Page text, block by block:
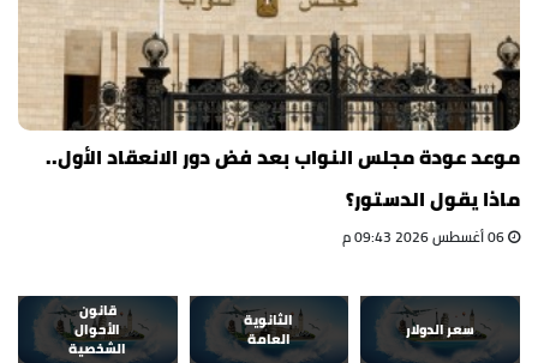
موعد عودة مجلس النواب بعد فض دور الانعقاد الأول..
ماذا يقول الدستور؟
سعر الدولار
الثانوية
العامة
قانون
الأحوال
الشخصية